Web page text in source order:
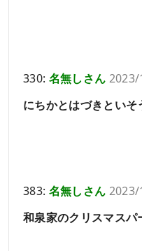
330: 名無しさん 2023/
にちかとはづきとい
383: 名無しさん 2023/
和泉家のクリスマスパ